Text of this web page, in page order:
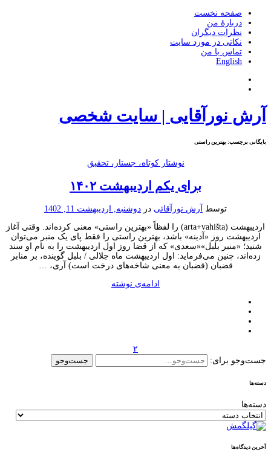
صفحه نخست
دربارۀ من
نظرات دیگران
نکاتی در مورد سایت
تماس با من
English
آرش نورآقایی | سایت شخصی
بایگانی برچسب: بهترین راستی
نوشتار کوتاه، جستار، تحقیق
برای یکم اردیبهشت ۱۴۰۲
توسط آرش نورآقائی در دوشنبه, اردیبهشت 11, 1402
اردیبهشت (arta+vahišta) را لفظاً «بهترین راستی» معنی کرده‌اند. وقتی آغاز
اردیبهشت روز «آدینه» باشد، بهترین راستی را فقط پای یک منبر می‌توان
شنید؛ «منبر بلبل»«سعدی» که از قضا روز اول اردیبهشت را به نام او سند
زده‌اند، چنین می‌فرماید: اول اردیبهشت ماه جلالی / بلبل گوینده، بر منابر
قضبان (قضبان به معنی شاخه‌های درخت است) آری، …
ادامه‌ی نوشته
۲
جست‌وجو برای:
دسته‌ها
دسته‌ها
آخرین دیدگاه‌ها